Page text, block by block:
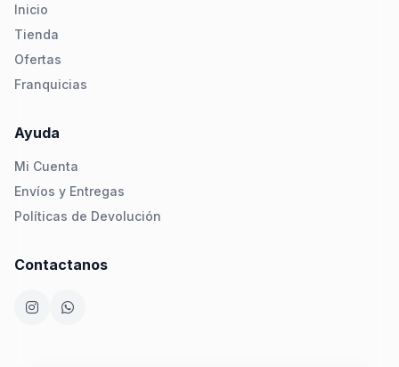
Inicio
Tienda
Ofertas
Franquicias
Ayuda
Mi Cuenta
Envíos y Entregas
Políticas de Devolución
Contactanos